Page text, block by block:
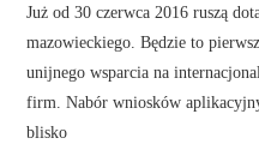
Już od 30 czerwca 2016 ruszą
mazowieckiego. Będzie to
unijnego wsparcia na
firm. Nabór wniosków
blisko